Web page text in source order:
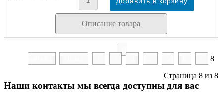
Описание товара
8
Страница 8 из 8
Наши контакты мы всегда доступны для вас